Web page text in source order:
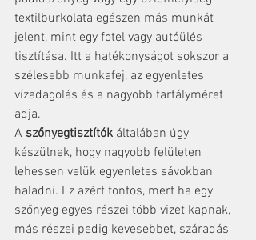
textilburkolata egészen más munkát
jelent, mint egy fotel vagy autóülés
tisztítása. Itt a hatékonyságot sokszor a
szélesebb munkafej, az egyenletes
vízadagolás és a nagyobb tartályméret
adja.
A szőnyegtisztítók általában úgy
készülnek, hogy nagyobb felületen
lehessen velük egyenletes sávokban
haladni. Ez azért fontos, mert ha egy
szőnyeg egyes részei több vizet kapnak,
más részei pedig kevesebbet, száradás